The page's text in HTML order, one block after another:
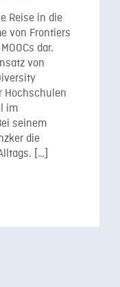
Reise in die
von Frontiers
dar.
von
Hochschulen
im
seinem
die
[…]